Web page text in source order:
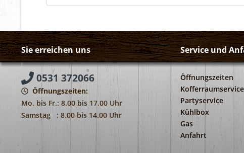
Sie erreichen uns
0531 372066
Öffnungszeiten:
Mo. bis Fr.: 8.00 bis 17.00 Uhr
Samstag : 8.00 bis 14.00 Uhr
Service und
Öffnungszeiten
Kofferraumservice
Partyservice
Kühlbox
Gas
Anfahrt